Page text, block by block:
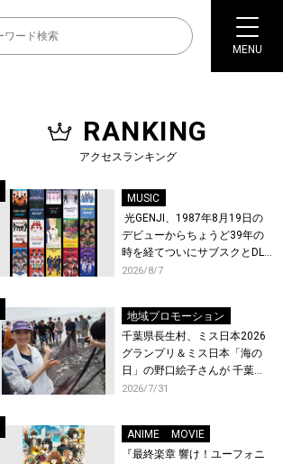
MENU
RANKING
アクセスランキング
MUSIC
光GENJI、1987年8月19日の
デビューからちょうど39年の
時を経てついにサブスクとDL
配信が解禁！
2026/8/7
地域プロモーション
千葉県長生村、ミス日本2026
グランプリ＆ミス日本「海の
日」の野口絵子さんが 千葉県
唯一の村・長生村で地引網を
2026/7/31
ANIME
MOVIE
『最終楽章 響け！ユーフォニ